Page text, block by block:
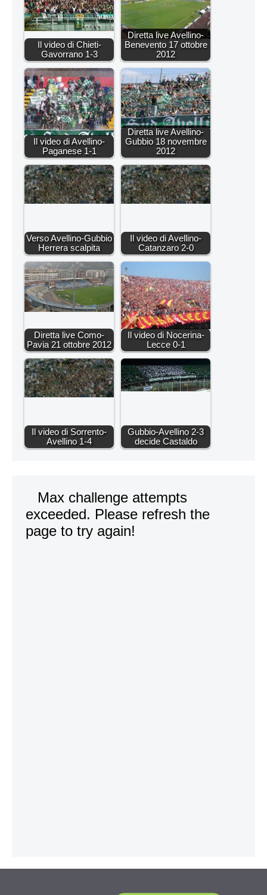
Il video di Chieti-
Gavorrano 1-3
Diretta live Avellino-
Benevento 17 ottobre
2012
Il video di Avellino-
Paganese 1-1
Diretta live Avellino-
Gubbio 18 novembre
2012
Verso Avellino-Gubbio
Herrera scalpita
Il video di Avellino-
Catanzaro 2-0
Diretta live Como-
Pavia 21 ottobre 2012
Il video di Nocerina-
Lecce 0-1
Il video di Sorrento-
Avellino 1-4
Gubbio-Avellino 2-3
decide Castaldo